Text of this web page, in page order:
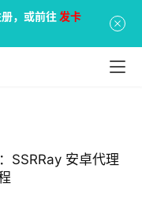
SSRRay 安卓代理
，或前往 发卡